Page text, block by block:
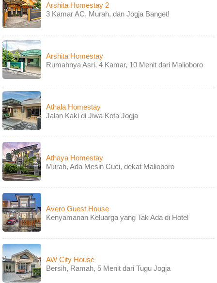
Arshita Homestay 2
3 Kamar AC, Murah, dan Jogja Banget!
Arshita Homestay
Rumahnya Asri, 4 Kamar, 10 Menit dari Malioboro
Athala Homestay
Jalan Kaki di Jiwa Kota Jogja
Athaya Homestay
Murah, Ada Mesin Cuci, dekat Malioboro
Avero Guest House
Kenyamanan Keluarga yang Tak Ada di Hotel
AW City House
Bersih, Ramah, 5 Menit dari Tugu Jogja